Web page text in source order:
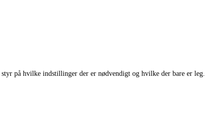
på hvilke indstillinger der er nødvendigt og hvilke der bare er leg.